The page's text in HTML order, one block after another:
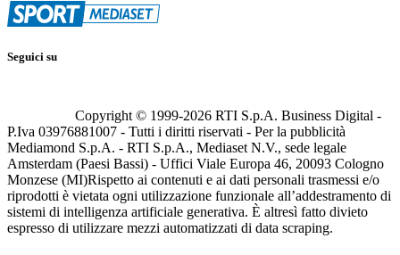
Seguici su
Copyright © 1999-2026 RTI S.p.A. Business Digital -
P.Iva 03976881007 - Tutti i diritti riservati - Per la pubblicità
Mediamond S.p.A. - RTI S.p.A., Mediaset N.V., sede legale
Amsterdam (Paesi Bassi) - Uffici Viale Europa 46, 20093 Cologno
Monzese (MI)Rispetto ai contenuti e ai dati personali trasmessi e/o
riprodotti è vietata ogni utilizzazione funzionale all’addestramento di
sistemi di intelligenza artificiale generativa. È altresì fatto divieto
espresso di utilizzare mezzi automatizzati di data scraping.